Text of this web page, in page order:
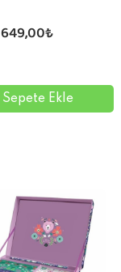
649,00₺
Sepete Ekle